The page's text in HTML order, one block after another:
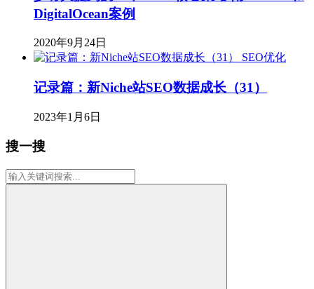
DigitalOcean案例
2020年9月24日
SEO优化
记录篇：新Niche站SEO数据成长（31）
2023年1月6日
搜一搜